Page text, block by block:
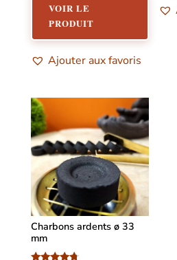
VOIR LE
PRODUIT
Ajouter aux favoris
Charbons ardents ø 33
mm